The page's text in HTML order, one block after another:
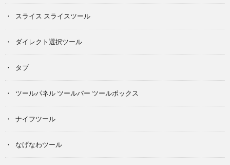
スライス スライスツール
ダイレクト選択ツール
タブ
ツールパネル ツールバー ツールボックス
ナイフツール
なげなわツール